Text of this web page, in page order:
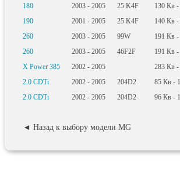
180
2003 - 2005 25 K4F 130 Кв -
190
2001 - 2005 25 K4F 140 Кв -
260
2003 - 2005 99W 191 Кв -
260
2003 - 2005 46F2F 191 Кв -
X Power 385
2002 - 2005 283 Кв -
2.0 CDTi
2002 - 2005 204D2 85 Кв -
2.0 CDTi
2002 - 2005 204D2 96 Кв -
◄ Назад к выбору модели MG